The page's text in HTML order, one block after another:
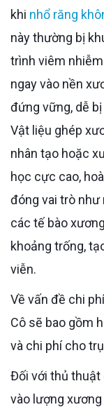
khi nhổ răng
này thường bị
trình viêm
ngay vào nền
đứng vững, dễ
Vật liệu ghép
nhân tạo hoặc
học cực cao,
đóng vai trò
các tế bào
khoảng trống,
viễn.
Về vấn đề chi phí, tổng ngân sách cho ca điều trị của
Cô sẽ bao gồm
và chi phí cho
Đối với thủ thuật ghép xương, mức giá sẽ phụ thuộc
vào lượng